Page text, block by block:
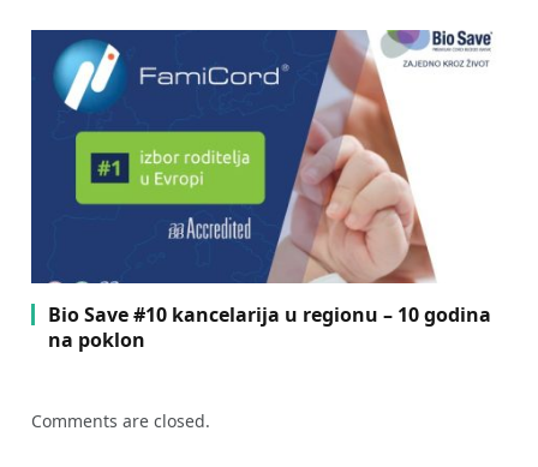
Bio Save #10 kancelarija u regionu – 10 godina
na poklon
Comments are closed.